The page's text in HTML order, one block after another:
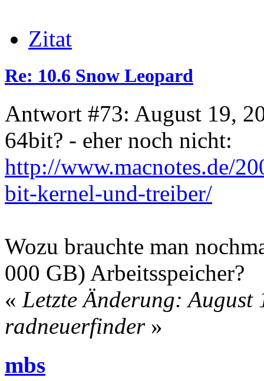
Zitat
Re: 10.6 Snow Leopard
Antwort #73: August 19,
64bit? - eher noch nicht:
http://www.macnotes.de/
bit-kernel-und-treiber/
Wozu brauchte man
000 GB) Arbeitsspeicher?
« Letzte Änderung:
radneuerfinder»
mbs